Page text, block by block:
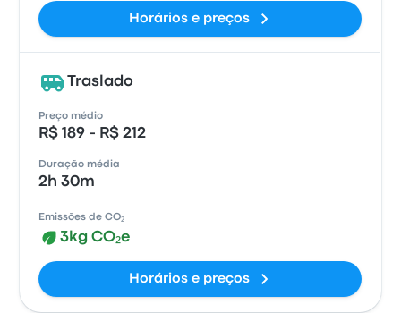
Horários e preços
Traslado
Preço médio
R$ 189 - R$ 212
Duração média
2h 30m
Emissões de CO₂
3kg CO₂e
Horários e preços